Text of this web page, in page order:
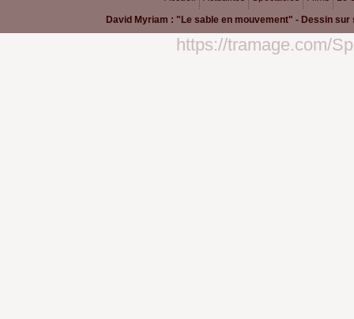
David Myriam : "Le sable en mouvement" - Dessin sur
https://tramage.com/